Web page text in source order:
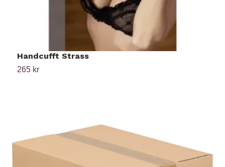
Handcufft Strass
265 kr